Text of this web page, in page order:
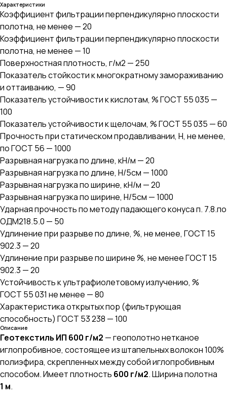
Характеристики
Коэффициент фильтрации перпендикулярно плоскости
полотна, не менее — 20
Коэффициент фильтрации перпендикулярно плоскости
полотна, не менее — 10
Поверхностная плотность, г/м2 — 250
Показатель стойкости к многократному замораживанию
и оттаиванию, — 90
Показатель устойчивости к кислотам, % ГОСТ 55 035 —
100
Показатель устойчивости к щелочам, % ГОСТ 55 035 — 60
Прочность при статическом продавливании, Н, не менее,
по ГОСТ 56 — 1000
Разрывная нагрузка по длине, кН/м — 20
Разрывная нагрузка по длине, Н/5см — 1000
Разрывная нагрузка по ширине, кН/м — 20
Разрывная нагрузка по ширине, Н/5см — 1000
Ударная прочность по методу падающего конуса п. 7.8.по
ОДМ218.5.0 — 50
Удлинение при разрыве по длине, %, не менее, ГОСТ 15
902.3 — 20
Удлинение при разрыве по ширине %, не менее ГОСТ 15
902.3 — 20
Устойчивость к ультрафиолетовому излучению, %
ГОСТ 55 031 не менее — 80
Характеристика открытых пор (фильтрующая
способность) ГОСТ 53 238 — 100
Описание
Геотекстиль ИП 600 г/м2 — геополотно нетканое
иглопробивное, состоящее из штапельных волокон 100%
полиэфира, скрепленных между собой иглопробивным
способом. Имеет плотность 600 г/м2. Ширина полотна
1 м.